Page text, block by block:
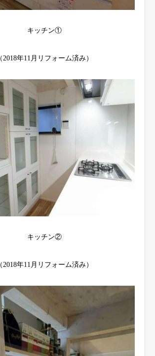
キッチン①
（2018年11月リフォーム済み）
キッチン②
（2018年11月リフォーム済み）